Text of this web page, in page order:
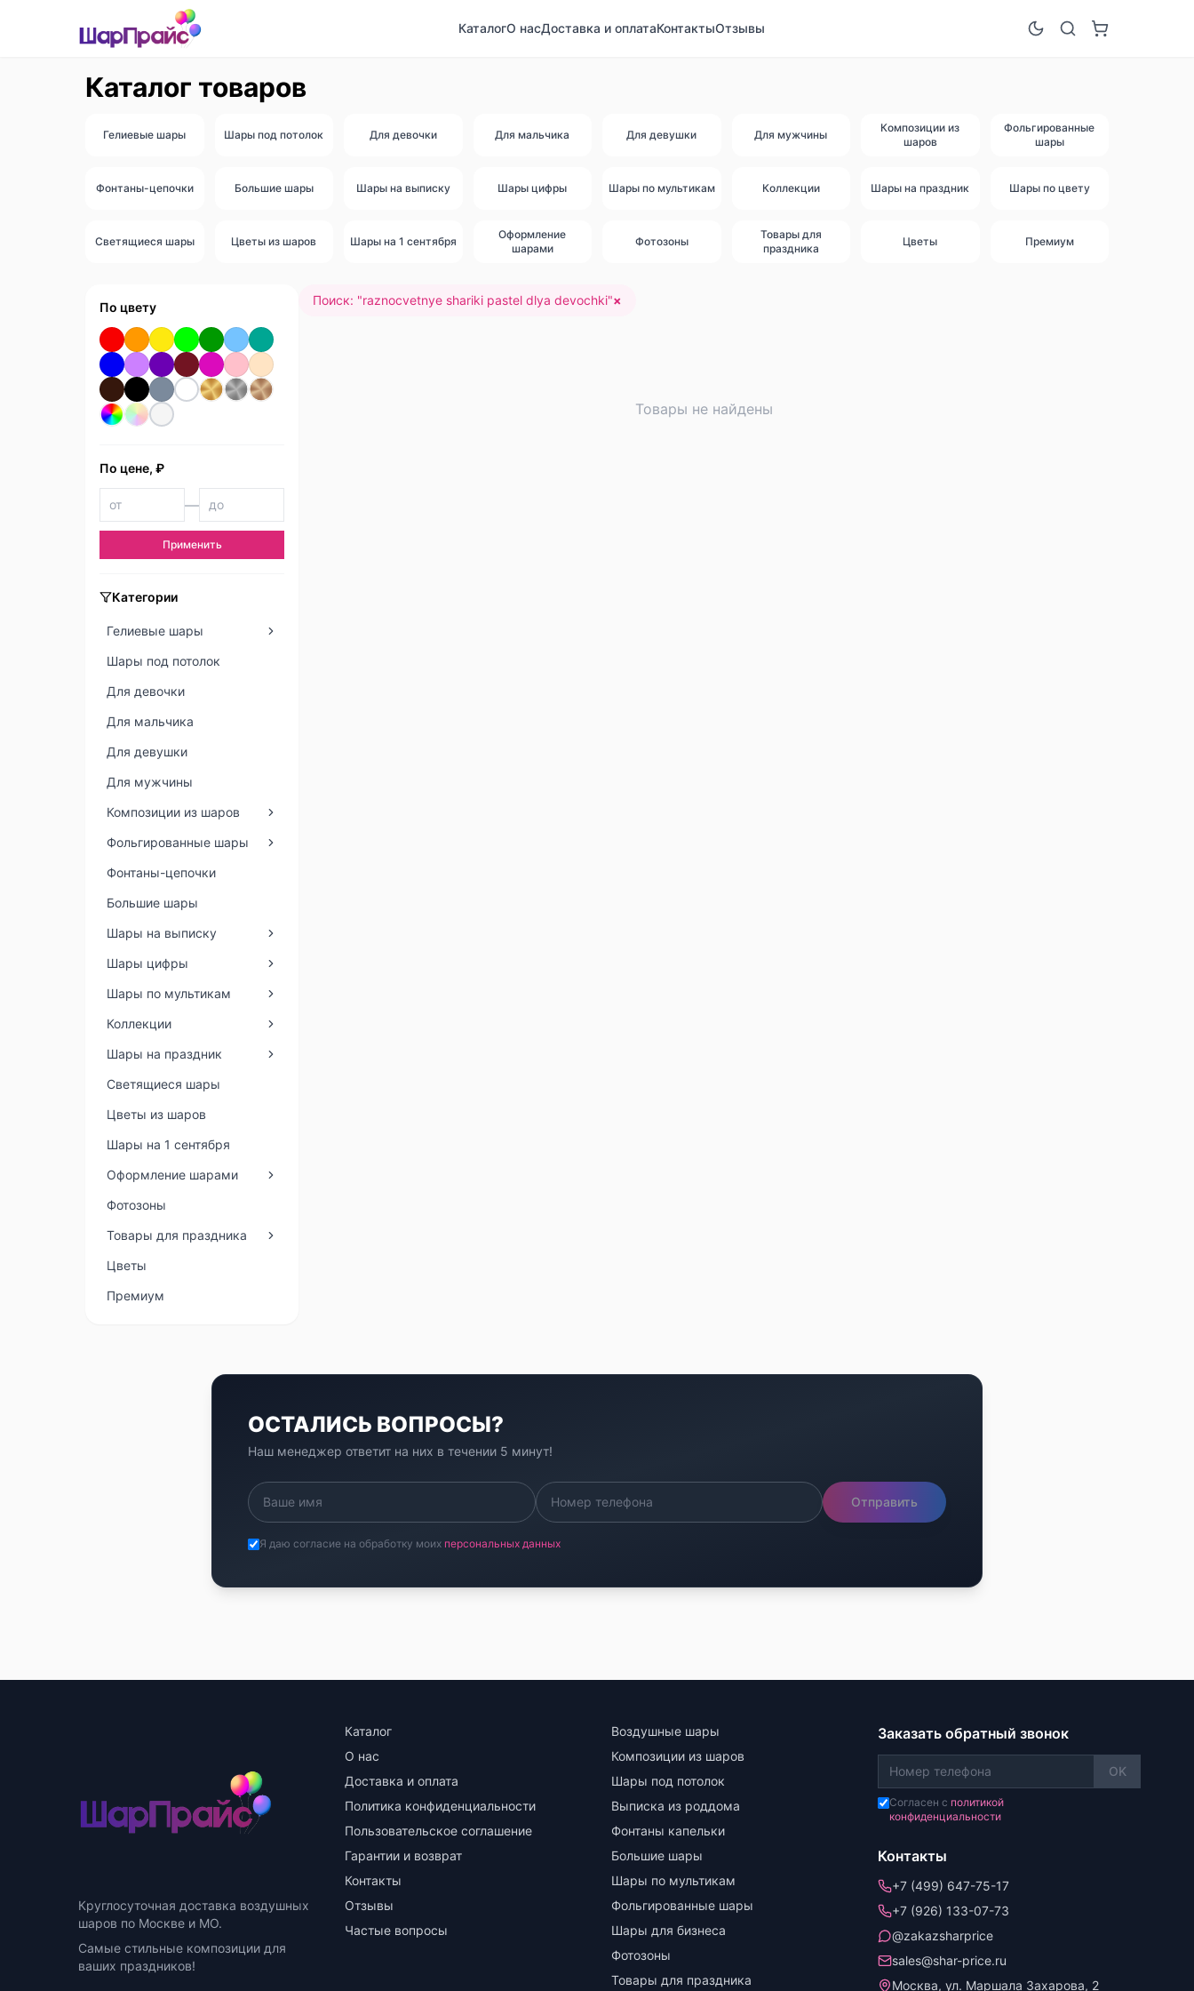
КаталогО насДоставка и оплатаКонтактыОтзывы
Каталог товаров
Гелиевые шары Шары под потолок Для девочки Для мальчика Для девушки Для мужчины
Композиции из
шаров
Фольгированные
шары
Фонтаны-цепочки Большие шары Шары на выписку Шары цифры Шары по мультикам Коллекции Шары на праздник Шары по цвету
Светящиеся шары Цветы из шаров Шары на 1 сентября
Оформление
шарами
Фотозоны
Товары для
праздника
Цветы Премиум
По цвету
По цене, ₽
—
Применить
Категории
Гелиевые шары
Шары под потолок
Для девочки
Для мальчика
Для девушки
Для мужчины
Композиции из шаров
Фольгированные шары
Фонтаны-цепочки
Большие шары
Шары на выписку
Шары цифры
Шары по мультикам
Коллекции
Шары на праздник
Светящиеся шары
Цветы из шаров
Шары на 1 сентября
Оформление шарами
Фотозоны
Товары для праздника
Цветы
Премиум
Поиск: "raznocvetnye shariki pastel dlya devochki"×
Товары не найдены
ОСТАЛИСЬ ВОПРОСЫ?
Наш менеджер ответит на них в течении 5 минут!
Отправить
Я даю согласие на обработку моих персональных данных
Круглосуточная доставка воздушных
шаров по Москве и МО.
Самые стильные композиции для
ваших праздников!
Каталог
О нас
Доставка и оплата
Политика конфиденциальности
Пользовательское соглашение
Гарантии и возврат
Контакты
Отзывы
Частые вопросы
Воздушные шары
Композиции из шаров
Шары под потолок
Выписка из роддома
Фонтаны капельки
Большие шары
Шары по мультикам
Фольгированные шары
Шары для бизнеса
Фотозоны
Товары для праздника
Заказать обратный звонок
OK
Согласен с политикой
конфиденциальности
Контакты
+7 (499) 647-75-17
+7 (926) 133-07-73
@zakazsharprice
sales@shar-price.ru
Москва, ул. Маршала Захарова, 2